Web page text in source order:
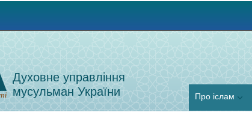
Духовне управління
мусульман України
Про іслам